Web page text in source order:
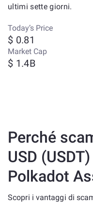
ultimi sette giorni.
Today’s Price
$ 0.81
Market Cap
$ 1.4B
Perché
USD
Polkadot
Scopri i vantaggi di